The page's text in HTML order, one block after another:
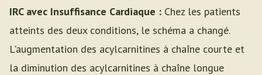
IRC avec Insuffisance Cardiaque : Chez les patients
atteints des deux conditions, le schéma a changé.
L'augmentation des acylcarnitines à chaîne courte et
la diminution des acylcarnitines à chaîne longue